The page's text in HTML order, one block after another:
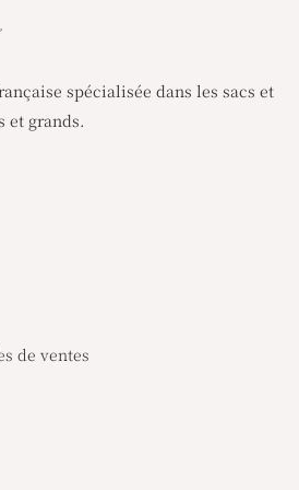
spécialisée dans les sacs et
et grands.
de ventes